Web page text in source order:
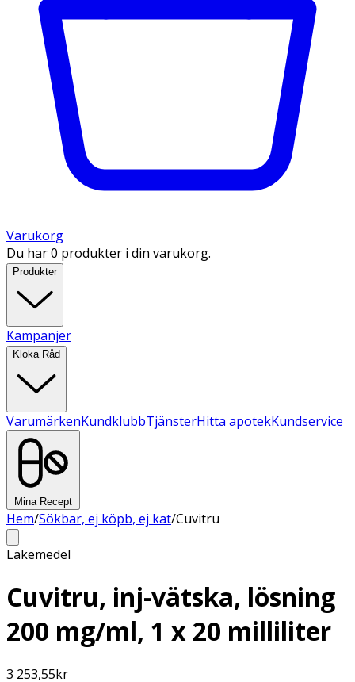
Varukorg
Du har 0 produkter i din varukorg.
Produkter
Kampanjer
Kloka Råd
VarumärkenKundklubbTjänsterHitta apotekKundservice
Mina Recept
Hem/Sökbar, ej köpb, ej kat/Cuvitru
Läkemedel
Cuvitru, inj-vätska, lösning
200 mg/ml, 1 x 20 milliliter
3 253,55kr